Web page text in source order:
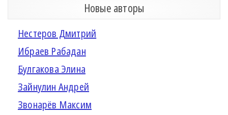
Новые авторы
Нестеров Дмитрий
Ибраев Рабадан
Булгакова Элина
Зайнулин Андрей
Звонарёв Максим